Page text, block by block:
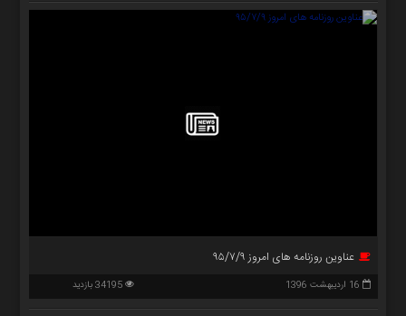
عناوین روزنامه های امروز ۹۵/۷/۹
16 اردیبهشت 1396 34195 بازدید